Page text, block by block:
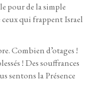
pour de la simple
qui frappent Israel
Combien d’otages !
! Des souffrances
sentons la Présence